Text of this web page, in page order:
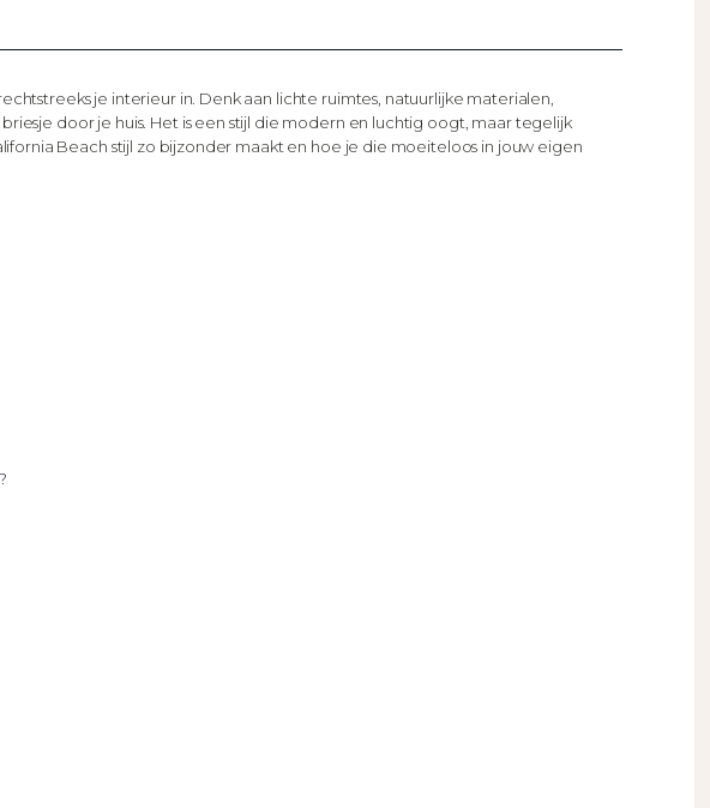
je interieur in. Denk aan lichte ruimtes, natuurlijke materialen,
door je huis. Het is een stijl die modern en luchtig oogt, maar tegelijk
Beach stijl zo bijzonder maakt en hoe je die moeiteloos in jouw eigen